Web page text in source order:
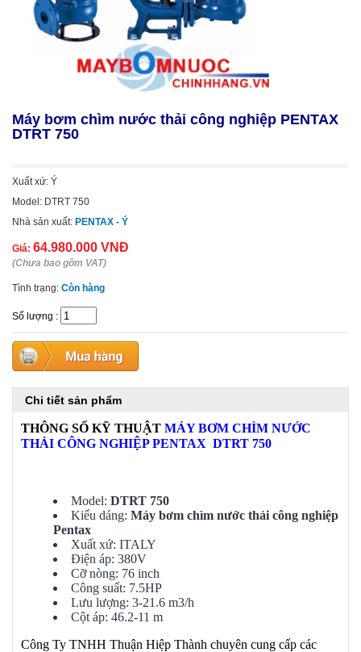
Máy bơm chìm nước thải công nghiệp PENTAX
DTRT 750
Xuất xứ: Ý
Model: DTRT 750
Nhà sản xuất: PENTAX - Ý
Giá: 64.980.000 VNĐ
(Chưa bao gồm VAT)
Tình trạng: Còn hàng
Số lượng :
Chi tiết sản phẩm
THÔNG SỐ KỸ THUẬT MÁY BƠM CHÌM NƯỚC
THẢI CÔNG NGHIỆP PENTAX DTRT 750
Model: DTRT 750
Kiểu dáng: Máy bơm chìm nước thải công nghiệp
Pentax
Xuất xứ: ITALY
Điện áp: 380V
Cỡ nòng: 76 inch
Công suất: 7.5HP
Lưu lượng: 3-21.6 m3/h
Cột áp: 46.2-11 m
Công Ty TNHH Thuận Hiệp Thành chuyên cung cấp các